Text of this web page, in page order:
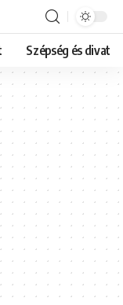
Szépség és divat